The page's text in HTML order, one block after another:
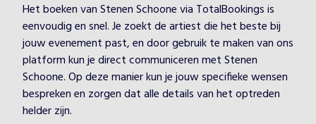
Het boeken van Stenen Schoone via TotalBookings is
eenvoudig en snel. Je zoekt de artiest die het beste bij
jouw evenement past, en door gebruik te maken van ons
platform kun je direct communiceren met Stenen
Schoone. Op deze manier kun je jouw specifieke wensen
bespreken en zorgen dat alle details van het optreden
helder zijn.